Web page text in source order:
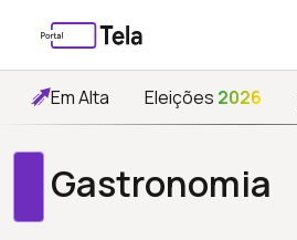
Em Alta Eleições 2026
Gastronomia